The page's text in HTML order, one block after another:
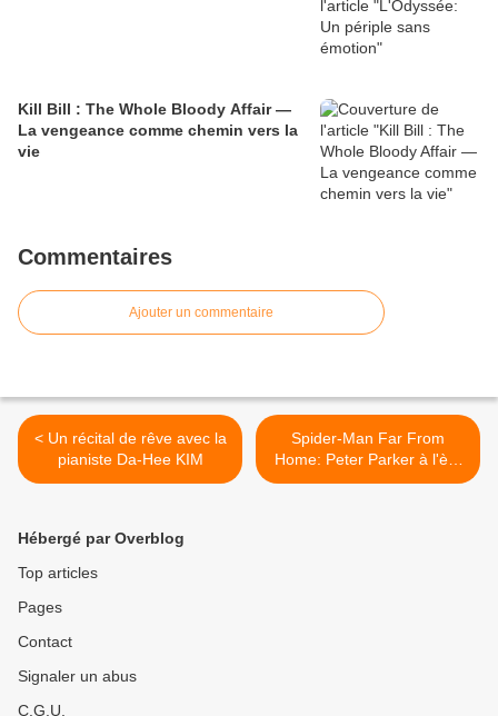
Kill Bill : The Whole Bloody Affair —
La vengeance comme chemin vers la
vie
Commentaires
Ajouter un commentaire
< Un récital de rêve avec la
pianiste Da-Hee KIM
Spider-Man Far From
Home: Peter Parker à l'ère
de la fake news >
Hébergé par Overblog
Top articles
Pages
Contact
Signaler un abus
C.G.U.